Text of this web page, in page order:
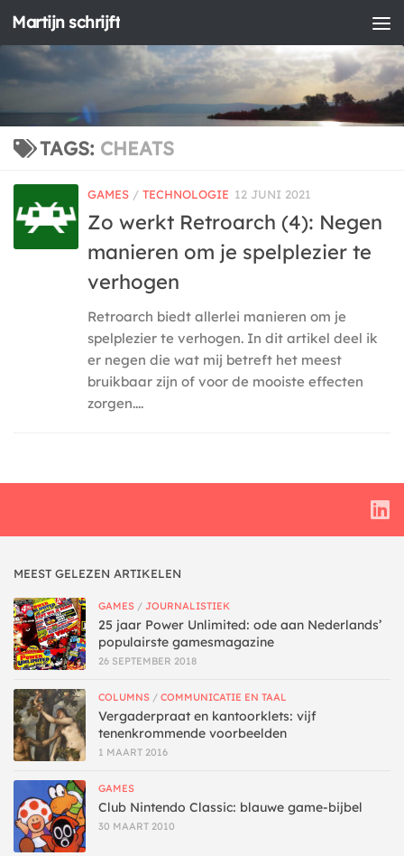
Doorgaan naar inhoud
Martijn schrijft
TAGS: CHEATS
GAMES / TECHNOLOGIE 12 JUNI 2021
Zo werkt Retroarch (4): Negen
manieren om je spelplezier te
verhogen
Retroarch biedt allerlei manieren om je
spelplezier te verhogen. In dit artikel deel ik
er negen die wat mij betreft het meest
bruikbaar zijn of voor de mooiste effecten
zorgen....
MEEST GELEZEN ARTIKELEN
GAMES / JOURNALISTIEK
25 jaar Power Unlimited: ode aan Nederlands’
populairste gamesmagazine
26 SEPTEMBER 2018
COLUMNS / COMMUNICATIE EN TAAL
Vergaderpraat en kantoorklets: vijf
tenenkrommende voorbeelden
1 MAART 2016
GAMES
Club Nintendo Classic: blauwe game-bijbel
30 MAART 2010